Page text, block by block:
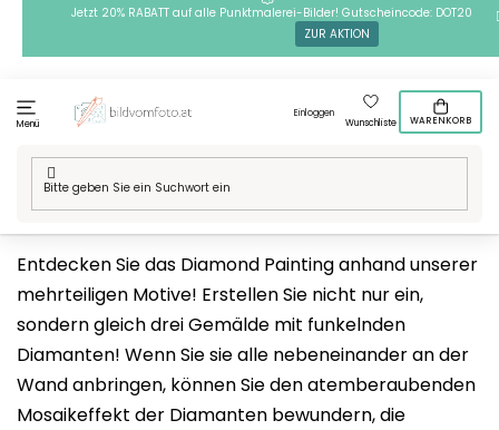
Jetzt 20% RABATT auf alle Punktmalerei-Bilder! Gutscheincode: DOT20
ZUR AKTION
Menü
Einloggen
Wunschliste
WARENKORB
Startseite
Entdecken Sie das Diamond Painting anhand unserer
mehrteiligen Motive! Erstellen Sie nicht nur ein,
sondern gleich drei Gemälde mit funkelnden
Diamanten! Wenn Sie sie alle nebeneinander an der
Wand anbringen, können Sie den atemberaubenden
Mosaikeffekt der Diamanten bewundern, die